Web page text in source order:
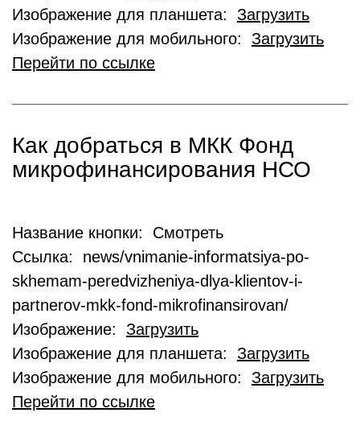
Изображение для планшета: Загрузить
Изображение для мобильного: Загрузить
Перейти по ссылке
Как добраться в МКК Фонд
микрофинансирования НСО
Название кнопки: Смотреть
Ссылка: news/vnimanie-informatsiya-po-
skhemam-peredvizheniya-dlya-klientov-i-
partnerov-mkk-fond-mikrofinansirovan/
Изображение: Загрузить
Изображение для планшета: Загрузить
Изображение для мобильного: Загрузить
Перейти по ссылке